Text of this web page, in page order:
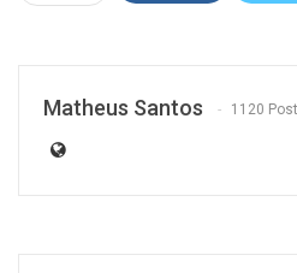
Matheus Santos 1120